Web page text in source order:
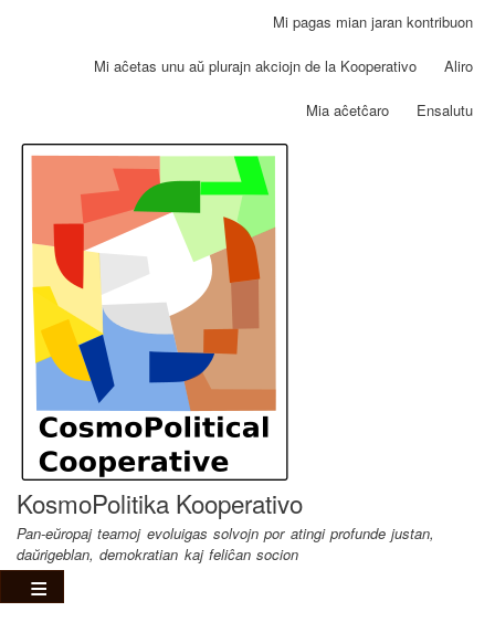
Skip
main
Mi pagas mian jaran kontribuon
Mi aĉetas unu aŭ plurajn akciojn de la Kooperativo Aliro
Mia aĉetĉaro Ensalutu
KosmoPolitika Kooperativo
Pan-eŭropaj teamoj evoluigas solvojn por atingi profunde justan,
daŭrigeblan, demokratian kaj feliĉan socion